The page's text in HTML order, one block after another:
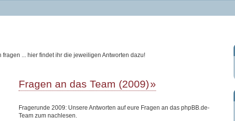
... hier findet ihr die jeweiligen Antworten dazu!
Fragen an das Team (2009)
Fragerunde 2009: Unsere Antworten auf eure Fragen an das phpBB.de-
Team zum nachlesen.